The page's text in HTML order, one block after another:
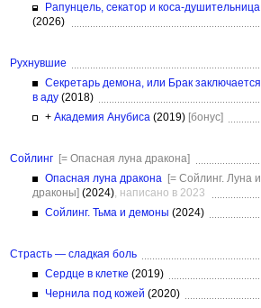
Рапунцель, секатор и коса-душительница
(2026)
Рухнувшие
Секретарь демона, или Брак заключается
в аду (2018)
+ Академия Анубиса (2019) [бонус]
Сойлинг [= Опасная луна дракона]
Опасная луна дракона [= Сойлинг. Луна и
драконы] (2024), написано в 2023
Cойлинг. Тьма и демоны (2024)
Страсть — сладкая боль
Сердце в клетке (2019)
Чернила под кожей (2020)